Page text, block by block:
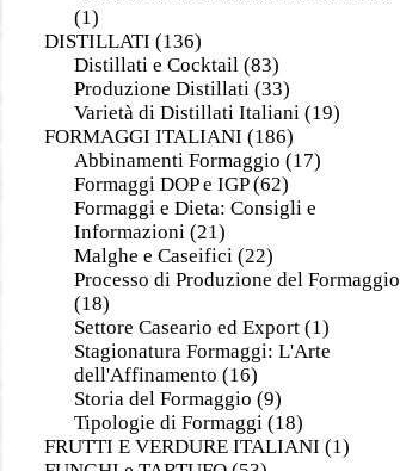
(1)
DISTILLATI (136)
Distillati e Cocktail (83)
Produzione Distillati (33)
Varietà di Distillati Italiani (19)
FORMAGGI ITALIANI (186)
Abbinamenti Formaggio (17)
Formaggi DOP e IGP(62)
Formaggi e Dieta: Consigli e
Informazioni (21)
Malghe e Caseifici (22)
Processo di Produzione del Formaggio
(18)
Settore Caseario ed Export(1)
Stagionatura Formaggi: L'Arte
dell'Affinamento (16)
Storia del Formaggio (9)
Tipologie di Formaggi (18)
FRUTTI E VERDURE ITALIANI (1)